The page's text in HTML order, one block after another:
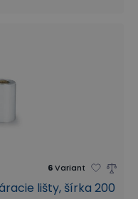
6Variant
lišty, šírka 200